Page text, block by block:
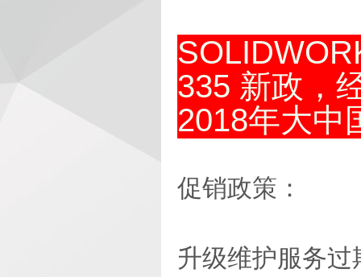
335 新政，
2018年大中
促销政策：
升级维护服务